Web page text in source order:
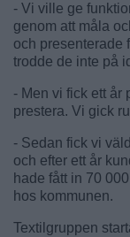
- Vi ville ge
genom att måla
och presenterade
trodde de inte på
- Men vi fick ett år
prestera. Vi gick
- Sedan fick vi
och efter ett år
hade fått in 70
hos kommunen.
Textilgruppen